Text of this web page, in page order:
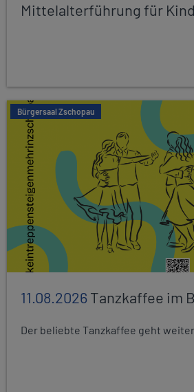
Mittelalterführung für
Bürgersaal Zschopau
11.08.2026Tanzkaffee im
Der beliebte Tanzkaffee geht